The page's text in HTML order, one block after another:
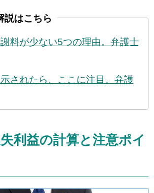
説はこちら
料が少ない5つの理由。弁護士
されたら、ここに注目。弁護
利益の計算と注意ポイ